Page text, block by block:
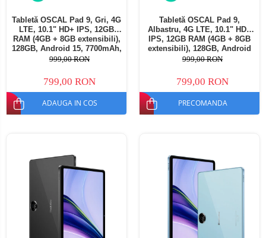
Tabletă OSCAL Pad 9, Gri, 4G
LTE, 10.1" HD+ IPS, 12GB
RAM (4GB + 8GB extensibili),
128GB, Android 15, 7700mAh,
Dual SIM
999,00 RON
799,00 RON
ADAUGA IN COS
Tabletă OSCAL Pad 9,
Albastru, 4G LTE, 10.1" HD+
IPS, 12GB RAM (4GB + 8GB
extensibili), 128GB, Android
15, 7700mAh, Dual SIM
999,00 RON
799,00 RON
PRECOMANDA